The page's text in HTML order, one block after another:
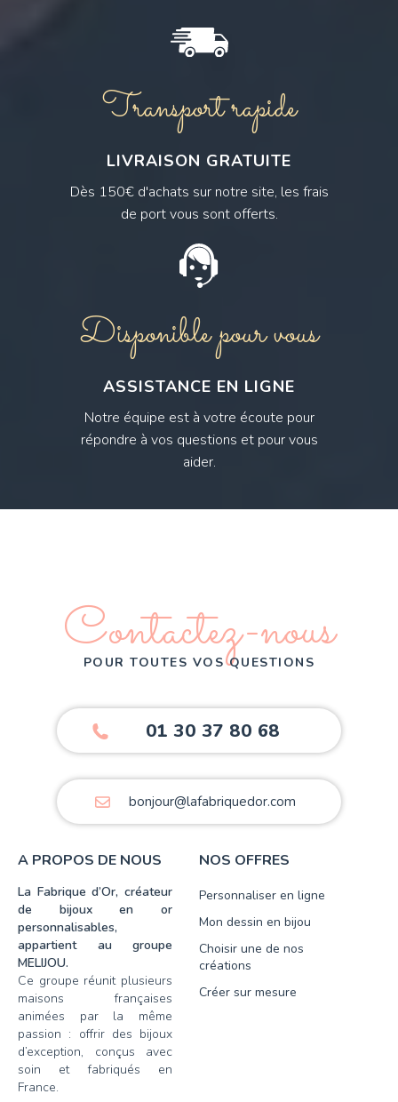
Transport rapide
LIVRAISON GRATUITE
Dès 150€ d'achats sur notre site, les frais
de port vous sont offerts.
Disponible pour vous
ASSISTANCE EN LIGNE
Notre équipe est à votre écoute pour
répondre à vos questions et pour vous
aider.
Contactez-nous
POUR TOUTES VOS QUESTIONS
01 30 37 80 68
bonjour@lafabriquedor.com
A PROPOS DE NOUS
La Fabrique d’Or, créateur
de bijoux en or
personnalisables,
appartient au groupe
MELIJOU.
Ce groupe réunit plusieurs
maisons françaises
animées par la même
passion : offrir des bijoux
d’exception, conçus avec
soin et fabriqués en
France.
NOS OFFRES
Personnaliser en ligne
Mon dessin en bijou
Choisir une de nos
créations
Créer sur mesure